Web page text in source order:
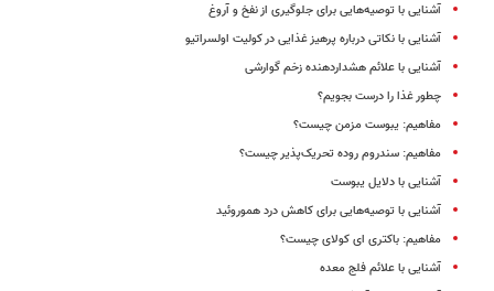
آشنایی با توصیه‌هایی برای جلوگیری از نفخ و آروغ
آشنایی با نکاتی درباره پرهیز غذایی در کولیت اولسراتیو
آشنایی با علائم هشداردهنده زخم گوارشی
چطور غذا را درست بجویم؟
مفاهیم: یبوست مزمن چیست؟
مفاهیم: سندروم روده تحریک‌پذیر چیست؟
آشنایی با دلایل یبوست
آشنایی با توصیه‌هایی برای کاهش درد هموروئید
مفاهیم: باکتری ای کولای چیست؟
آشنایی با علائم فلج معده